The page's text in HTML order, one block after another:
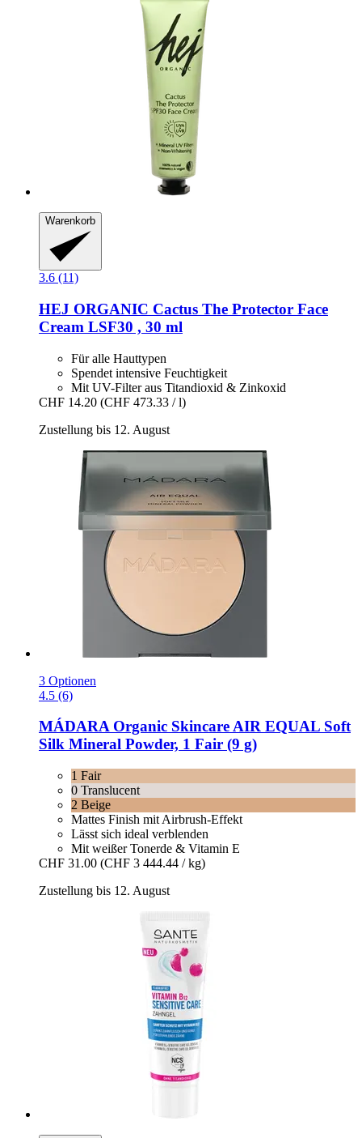
Warenkorb
3.6 (11)
HEJ ORGANIC Cactus The Protector Face
Cream LSF30 , 30 ml
Für alle Hauttypen
Spendet intensive Feuchtigkeit
Mit UV-Filter aus Titandioxid & Zinkoxid
CHF 14.20 (CHF 473.33 / l)
Zustellung bis 12. August
3 Optionen
4.5 (6)
MÁDARA Organic SkincareAIR EQUAL Soft
Silk Mineral Powder, 1 Fair (9 g)
1 Fair
0 Translucent
2 Beige
Mattes Finish mit Airbrush-Effekt
Lässt sich ideal verblenden
Mit weißer Tonerde & Vitamin E
CHF 31.00 (CHF 3 444.44 / kg)
Zustellung bis 12. August